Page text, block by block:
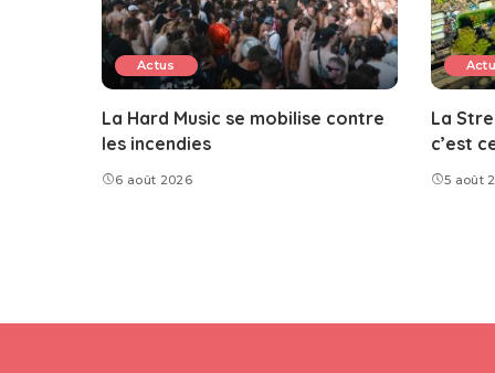
Actus
La Hard Music se mobilise contre
les incendies
6 août 2026
La
c’est
5 août